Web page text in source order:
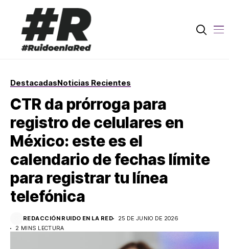
DestacadasNoticias Recientes
CTR da prórroga para
registro de celulares en
México: este es el
calendario de fechas límite
para registrar tu línea
telefónica
REDACCIÓN RUIDO EN LA RED
25 DE JUNIO DE 2026
2 MINS LECTURA